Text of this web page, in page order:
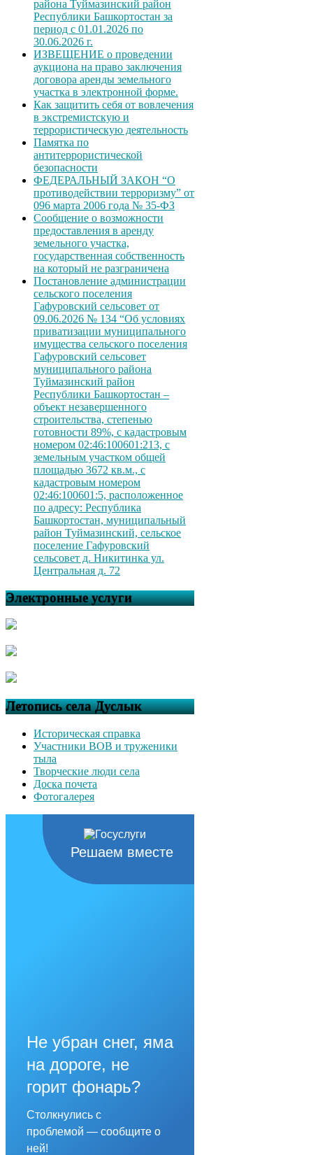
района Туймазинский район
Республики Башкортостан за
период с 01.01.2026 по
30.06.2026 г.
ИЗВЕЩЕНИЕ о проведении
аукциона на право заключения
договора аренды земельного
участка в электронной форме.
Как защитить себя от вовлечения
в экстремистскую и
террористическую деятельность
Памятка по
антитеррористической
безопасности
ФЕДЕРАЛЬНЫЙ ЗАКОН “О
противодействии терроризму” от
096 марта 2006 года № 35-ФЗ
Сообщение о возможности
предоставления в аренду
земельного участка,
государственная собственность
на который не разграничена
Постановление администрации
сельского поселения
Гафуровский сельсовет от
09.06.2026 № 134 “Об условиях
приватизации муниципального
имущества сельского поселения
Гафуровский сельсовет
муниципального района
Туймазинский район
Республики Башкортостан –
объект незавершенного
строительства, степенью
готовности 89%, с кадастровым
номером 02:46:100601:213, с
земельным участком общей
площадью 3672 кв.м., с
кадастровым номером
02:46:100601:5, расположенное
по адресу: Республика
Башкортостан, муниципальный
район Туймазинский, сельское
поселение Гафуровский
сельсовет д. Никитинка ул.
Центральная д. 72
Электронные услуги
Летопись села Дуслык
Историческая справка
Участники ВОВ и труженики
тыла
Творческие люди села
Доска почета
Фотогалерея
Решаем вместе
Не убран снег, яма
на дороге, не
горит фонарь?
Столкнулись с
проблемой — сообщите о
ней!